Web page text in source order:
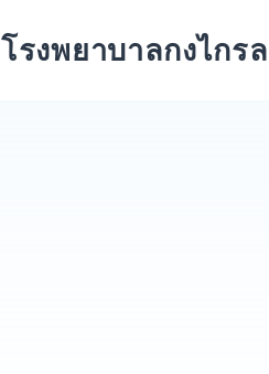
โรงพยาบาลกงไกร